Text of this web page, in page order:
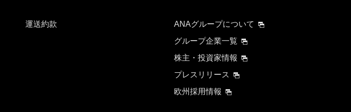
運送約款
ANAグループについて
グループ企業一覧
株主・投資家情報
プレスリリース
欧州採用情報